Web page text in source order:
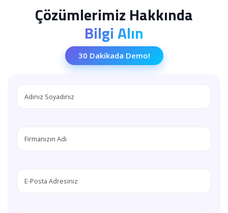
Çözümlerimiz Hakkında
Bilgi Alın
30 Dakikada Demo!